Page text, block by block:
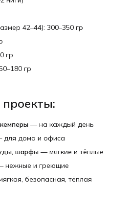
42–44): 300–350 гр
гр
гр
— на каждый день
для дома и офиса
шарфы — мягкие и тёплые
нежные и греющие
безопасная, тёплая